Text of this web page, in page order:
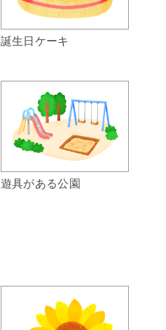
誕生日ケーキ
遊具がある公園